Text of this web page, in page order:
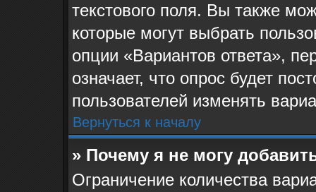
текстового поля. Вы также
которые могут выбрать
опции «Вариантов ответа»,
означает, что опрос будет
пользователей изменять
Вернуться к началу
» Почему я не могу
Ограничение количества